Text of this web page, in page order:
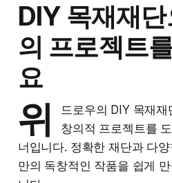
DIY 목재재
의 프로젝트
요
위
드로우의 DIY 목재
창의적 프로젝트를
너입니다. 정확한 재단과 다
만의 독창적인 작품을 쉽게